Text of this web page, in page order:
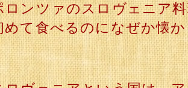
ロンツァのスロヴェニア
めて食べるのになぜか懐